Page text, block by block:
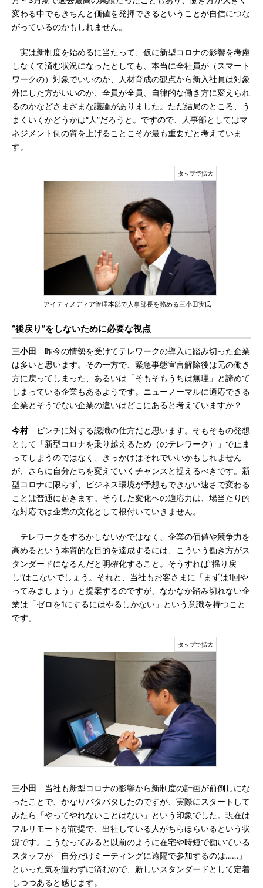
変わる中でもきちんと価値を発揮できるということが自信につな
がっているのかもしれません。
実は新制度を始めるに当たって、仮に新型コロナの影響を考慮
しなくて済む状況になったとしても、本当に全社員が（スマート
ワークの）対象でいいのか、人材育成の観点から新入社員は対象
外にした方がいいのか、全員が全員、自律的な働き方に変えられ
るのかなどさまざまな議論がありました。ただ結局のところ、う
まくいくかどうかは“人”だろうと。ですので、人事部としてはマ
ネジメント側の質を上げることこそが最も重要だと考えていま
す。
アイティメディア管理本部で人事部長を務める三小田実氏
“後戻り”をしないために必要な視点
三小田
昨今の情勢を受けてテレワークの導入に踏み切った企業
は多いと思います。その一方で、緊急事態宣言解除後は元の働き
方に戻ってしまった、あるいは「そもそもうちは無理」と諦めて
しまっている企業もあるようです。ニューノーマルに適応できる
企業とそうでない企業の違いはどこにあると考えていますか？
今村ピンチに対する認識の仕方だと思います。そもそもの発想
として「新型コロナを乗り越えるため（のテレワーク）」で止ま
ってしまうのではなく、きっかけはそれでいいかもしれません
が、さらに自分たちを変えていくチャンスと捉えるべきです。新
型コロナに限らず、ビジネス環境が予想もできない速さで変わる
ことは普通に起きます。そうした変化への適応力は、場当たり的
な対応では企業の文化として根付いていきません。
テレワークをするかしないかではなく、企業の価値や競争力を
高めるという本質的な目的を達成するには、こういう働き方がス
タンダードになるんだと明確化すること。そうすれば“揺り戻
し”はこないでしょう。それと、当社もお客さまに「まずは1回や
ってみましょう」と提案するのですが、なかなか踏み切れない企
業は「ゼロを1にするにはやるしかない」という意識を持つこと
です。
三小田
当社も新型コロナの影響から新制度の計画が前倒しにな
ったことで、かなりバタバタしたのですが、実際にスタートして
みたら「やってやれないことはない」という印象でした。現在は
フルリモートが前提で、出社している人がちらほらいるという状
況です。こうなってみると以前のように在宅や時短で働いている
スタッフが「自分だけミーティングに遠隔で参加するのは……」
といった気を遣わずに済むので、新しいスタンダードとして定着
しつつあると感じます。